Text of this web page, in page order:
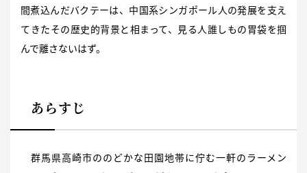
間煮込んだバクテーは、中国系シンガポール人の発展を支え
てきたその歴史的背景と相まって、見る人誰しもの胃袋を掴
んで離さないはず。
あらすじ
群馬県高崎市ののどかな田園地帯に佇む一軒のラーメン